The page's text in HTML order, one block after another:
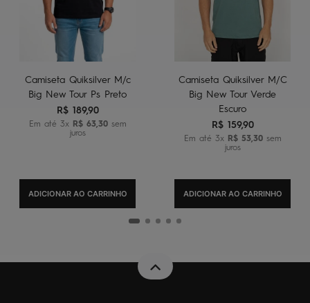
Camiseta Quiksilver M/c
Big New Tour Ps Preto
R$ 189,90
Em até 3x R$ 63,30sem
juros
ADICIONAR AO CARRINHO
Camiseta Quiksilver M/C
Big New Tour Verde
Escuro
R$ 159,90
Em até 3x R$ 53,30sem
juros
ADICIONAR AO CARRINHO